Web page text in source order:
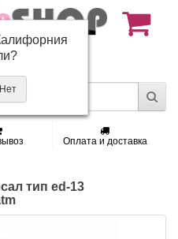
37
Оплата и доставка
тип ed-13